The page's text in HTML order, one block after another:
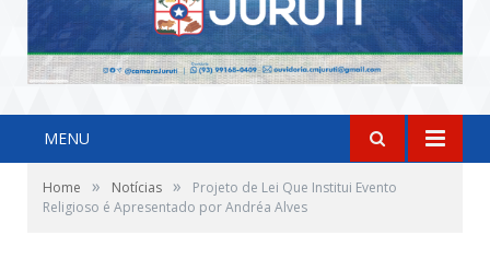
MENU
Home » Notícias »
Projeto de Lei Que Institui Evento
Religioso é Apresentado por Andréa Alves